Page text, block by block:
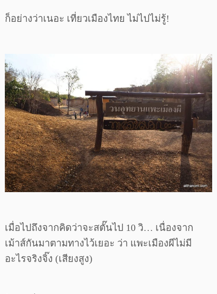
ก็อย่างว่าเนอะ เที่ยวเมืองไทย ไม่ไปไม่รู้!
เมื่อไปถึงจากคิดว่าจะสตั๊นไป 10 วิ… เนื่องจาก
เม้าส์กันมาตามทางไว้เยอะ ว่า แพะเมืองผีไม่มี
อะไรจริงจิ๊ง (เสียงสูง)